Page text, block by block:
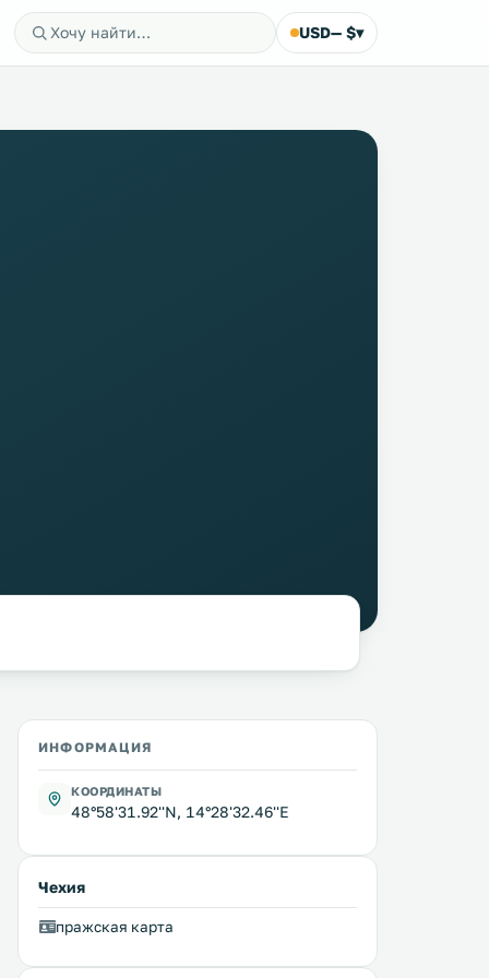
USD— $▾
ИНФОРМАЦИЯ
КООРДИНАТЫ
48°58'31.92''N, 14°28'32.46''E
Чехия
пражская карта